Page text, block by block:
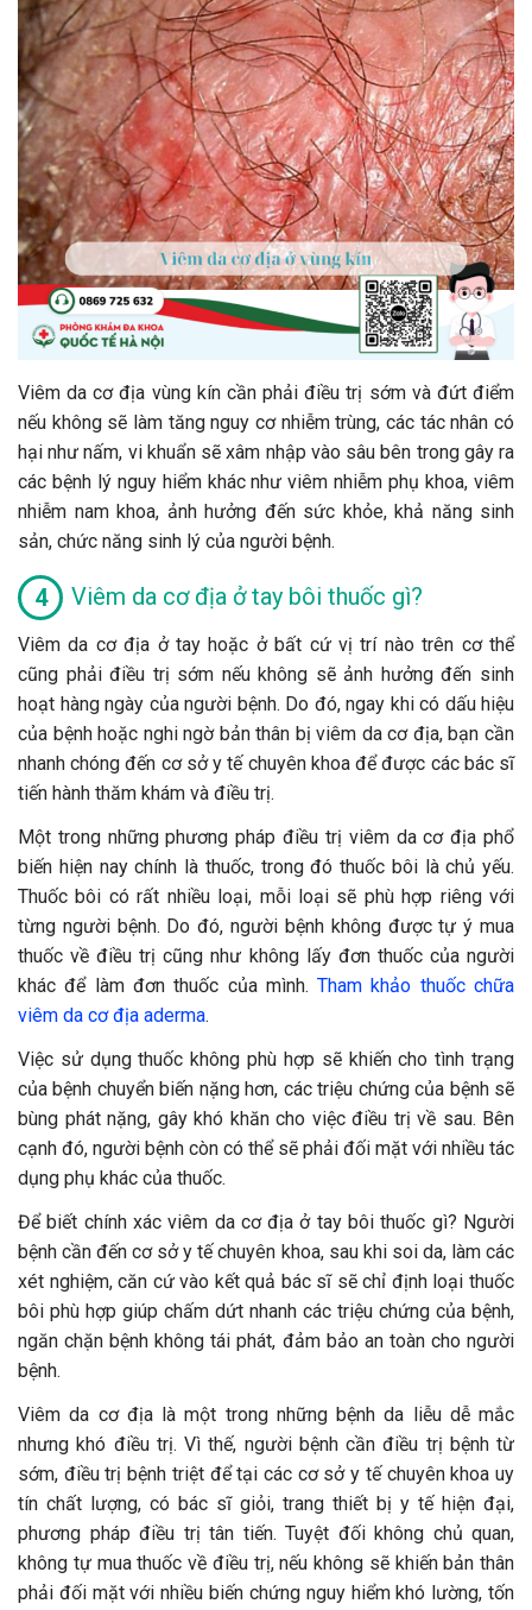
Viêm da cơ địa vùng kín cần phải điều trị sớm và đứt điểm
nếu không sẽ làm tăng nguy cơ nhiễm trùng, các tác nhân có
hại như nấm, vi khuẩn sẽ xâm nhập vào sâu bên trong gây ra
các bệnh lý nguy hiểm khác như viêm nhiễm phụ khoa, viêm
nhiễm nam khoa, ảnh hưởng đến sức khỏe, khả năng sinh
sản, chức năng sinh lý của người bệnh.
Viêm da cơ địa ở tay bôi thuốc gì?
Viêm da cơ địa ở tay hoặc ở bất cứ vị trí nào trên cơ thể
cũng phải điều trị sớm nếu không sẽ ảnh hưởng đến sinh
hoạt hàng ngày của người bệnh. Do đó, ngay khi có dấu hiệu
của bệnh hoặc nghi ngờ bản thân bị viêm da cơ địa, bạn cần
nhanh chóng đến cơ sở y tế chuyên khoa để được các bác sĩ
tiến hành thăm khám và điều trị.
Một trong những phương pháp điều trị viêm da cơ địa phổ
biến hiện nay chính là thuốc, trong đó thuốc bôi là chủ yếu.
Thuốc bôi có rất nhiều loại, mỗi loại sẽ phù hợp riêng với
từng người bệnh. Do đó, người bệnh không được tự ý mua
thuốc về điều trị cũng như không lấy đơn thuốc của người
khác để làm đơn thuốc của mình.Tham khảo thuốc chữa
viêm da cơ địa aderma.
Việc sử dụng thuốc không phù hợp sẽ khiến cho tình trạng
của bệnh chuyển biến nặng hơn, các triệu chứng của bệnh sẽ
bùng phát nặng, gây khó khăn cho việc điều trị về sau. Bên
cạnh đó, người bệnh còn có thể sẽ phải đối mặt với nhiều tác
dụng phụ khác của thuốc.
Để biết chính xác viêm da cơ địa ở tay bôi thuốc gì? Người
bệnh cần đến cơ sở y tế chuyên khoa, sau khi soi da, làm các
xét nghiệm, căn cứ vào kết quả bác sĩ sẽ chỉ định loại thuốc
bôi phù hợp giúp chấm dứt nhanh các triệu chứng của bệnh,
ngăn chặn bệnh không tái phát, đảm bảo an toàn cho người
bệnh.
Viêm da cơ địa là một trong những bệnh da liễu dễ mắc
nhưng khó điều trị. Vì thế, người bệnh cần điều trị bệnh từ
sớm, điều trị bệnh triệt để tại các cơ sở y tế chuyên khoa uy
tín chất lượng, có bác sĩ giỏi, trang thiết bị y tế hiện đại,
phương pháp điều trị tân tiến. Tuyệt đối không chủ quan,
không tự mua thuốc về điều trị, nếu không sẽ khiến bản thân
phải đối mặt với nhiều biến chứng nguy hiểm khó lường, tốn